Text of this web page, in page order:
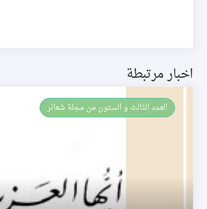
اخبار مرتبطة
العـدد الثالث و الستون من مجلة شعائر